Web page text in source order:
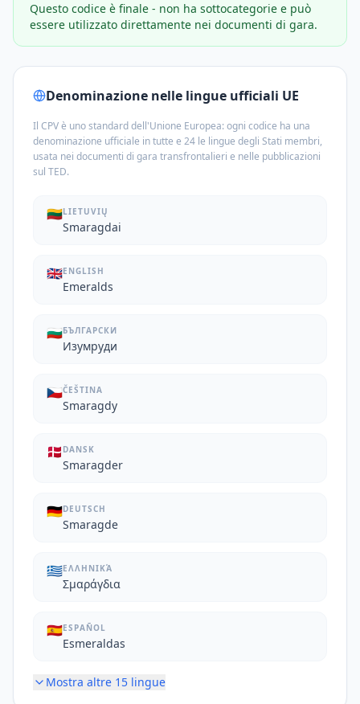
Questo codice è finale - non ha sottocategorie e può
essere utilizzato direttamente nei documenti di gara.
Denominazione nelle lingue ufficiali UE
Il CPV è uno standard dell'Unione Europea: ogni codice ha una
denominazione ufficiale in tutte e 24 le lingue degli Stati membri,
usata nei documenti di gara transfrontalieri e nelle pubblicazioni
sul TED.
🇱🇹LIETUVIŲ
Smaragdai
🇬🇧ENGLISH
Emeralds
🇧🇬БЪЛГАРСКИ
Изумруди
🇨🇿ČEŠTINA
Smaragdy
🇩🇰 DANSK
Smaragder
🇩🇪DEUTSCH
Smaragde
🇬🇷ΕΛΛΗΝΙΚΆ
Σμαράγδια
🇪🇸ESPAÑOL
Esmeraldas
Mostra altre 15 lingue